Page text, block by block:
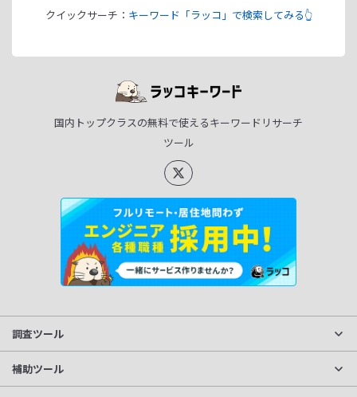
クイックサーチ： キーワード「ラッコ」で検索してみる👆
国内トップクラスの無料で使えるキーワードリサーチ
ツール
調査ツール
サイト分析
補助ツール